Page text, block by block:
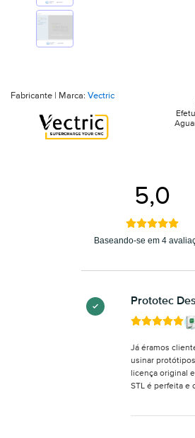
Fabricante | Marca: Vectric
5,0
Baseando-se em 4
Prototec
Já éramos
usinar
licença original
STL é perfeita e